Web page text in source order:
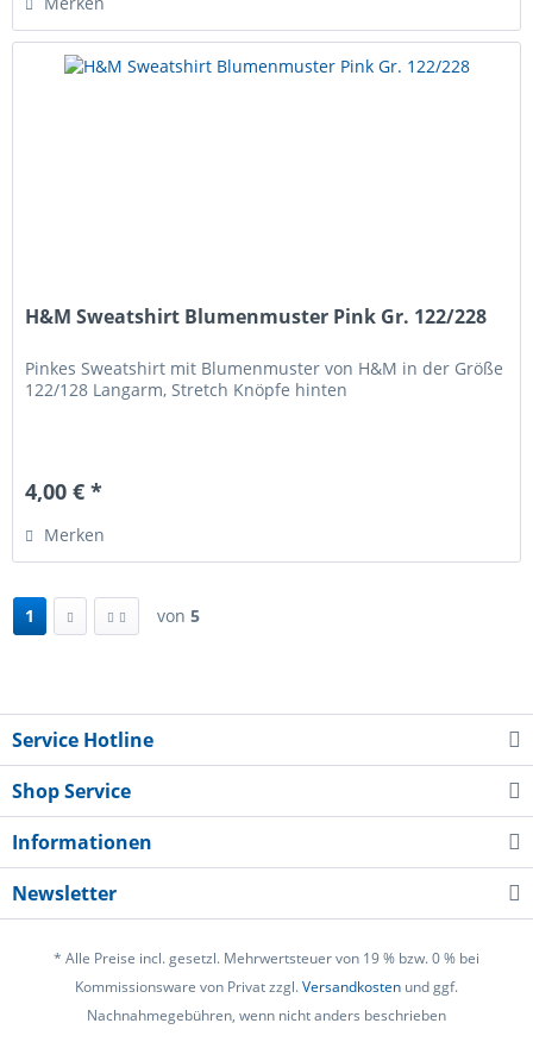
H&M Sweatshirt Blumenmuster Pink Gr. 122/228
Pinkes Sweatshirt mit Blumenmuster von H&M in der Größe
122/128 Langarm, Stretch Knöpfe hinten
4,00 € *
Merken
1 von 5
Service Hotline
Shop Service
Informationen
Newsletter
* Alle Preise incl. gesetzl. Mehrwertsteuer von 19 % bzw. 0 % bei
Kommissionsware von Privat zzgl.Versandkosten und ggf.
Nachnahmegebühren, wenn nicht anders beschrieben